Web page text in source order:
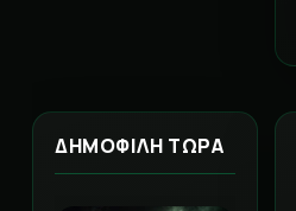
ΔΗΜΟΦΙΛΗ ΤΩΡΑ